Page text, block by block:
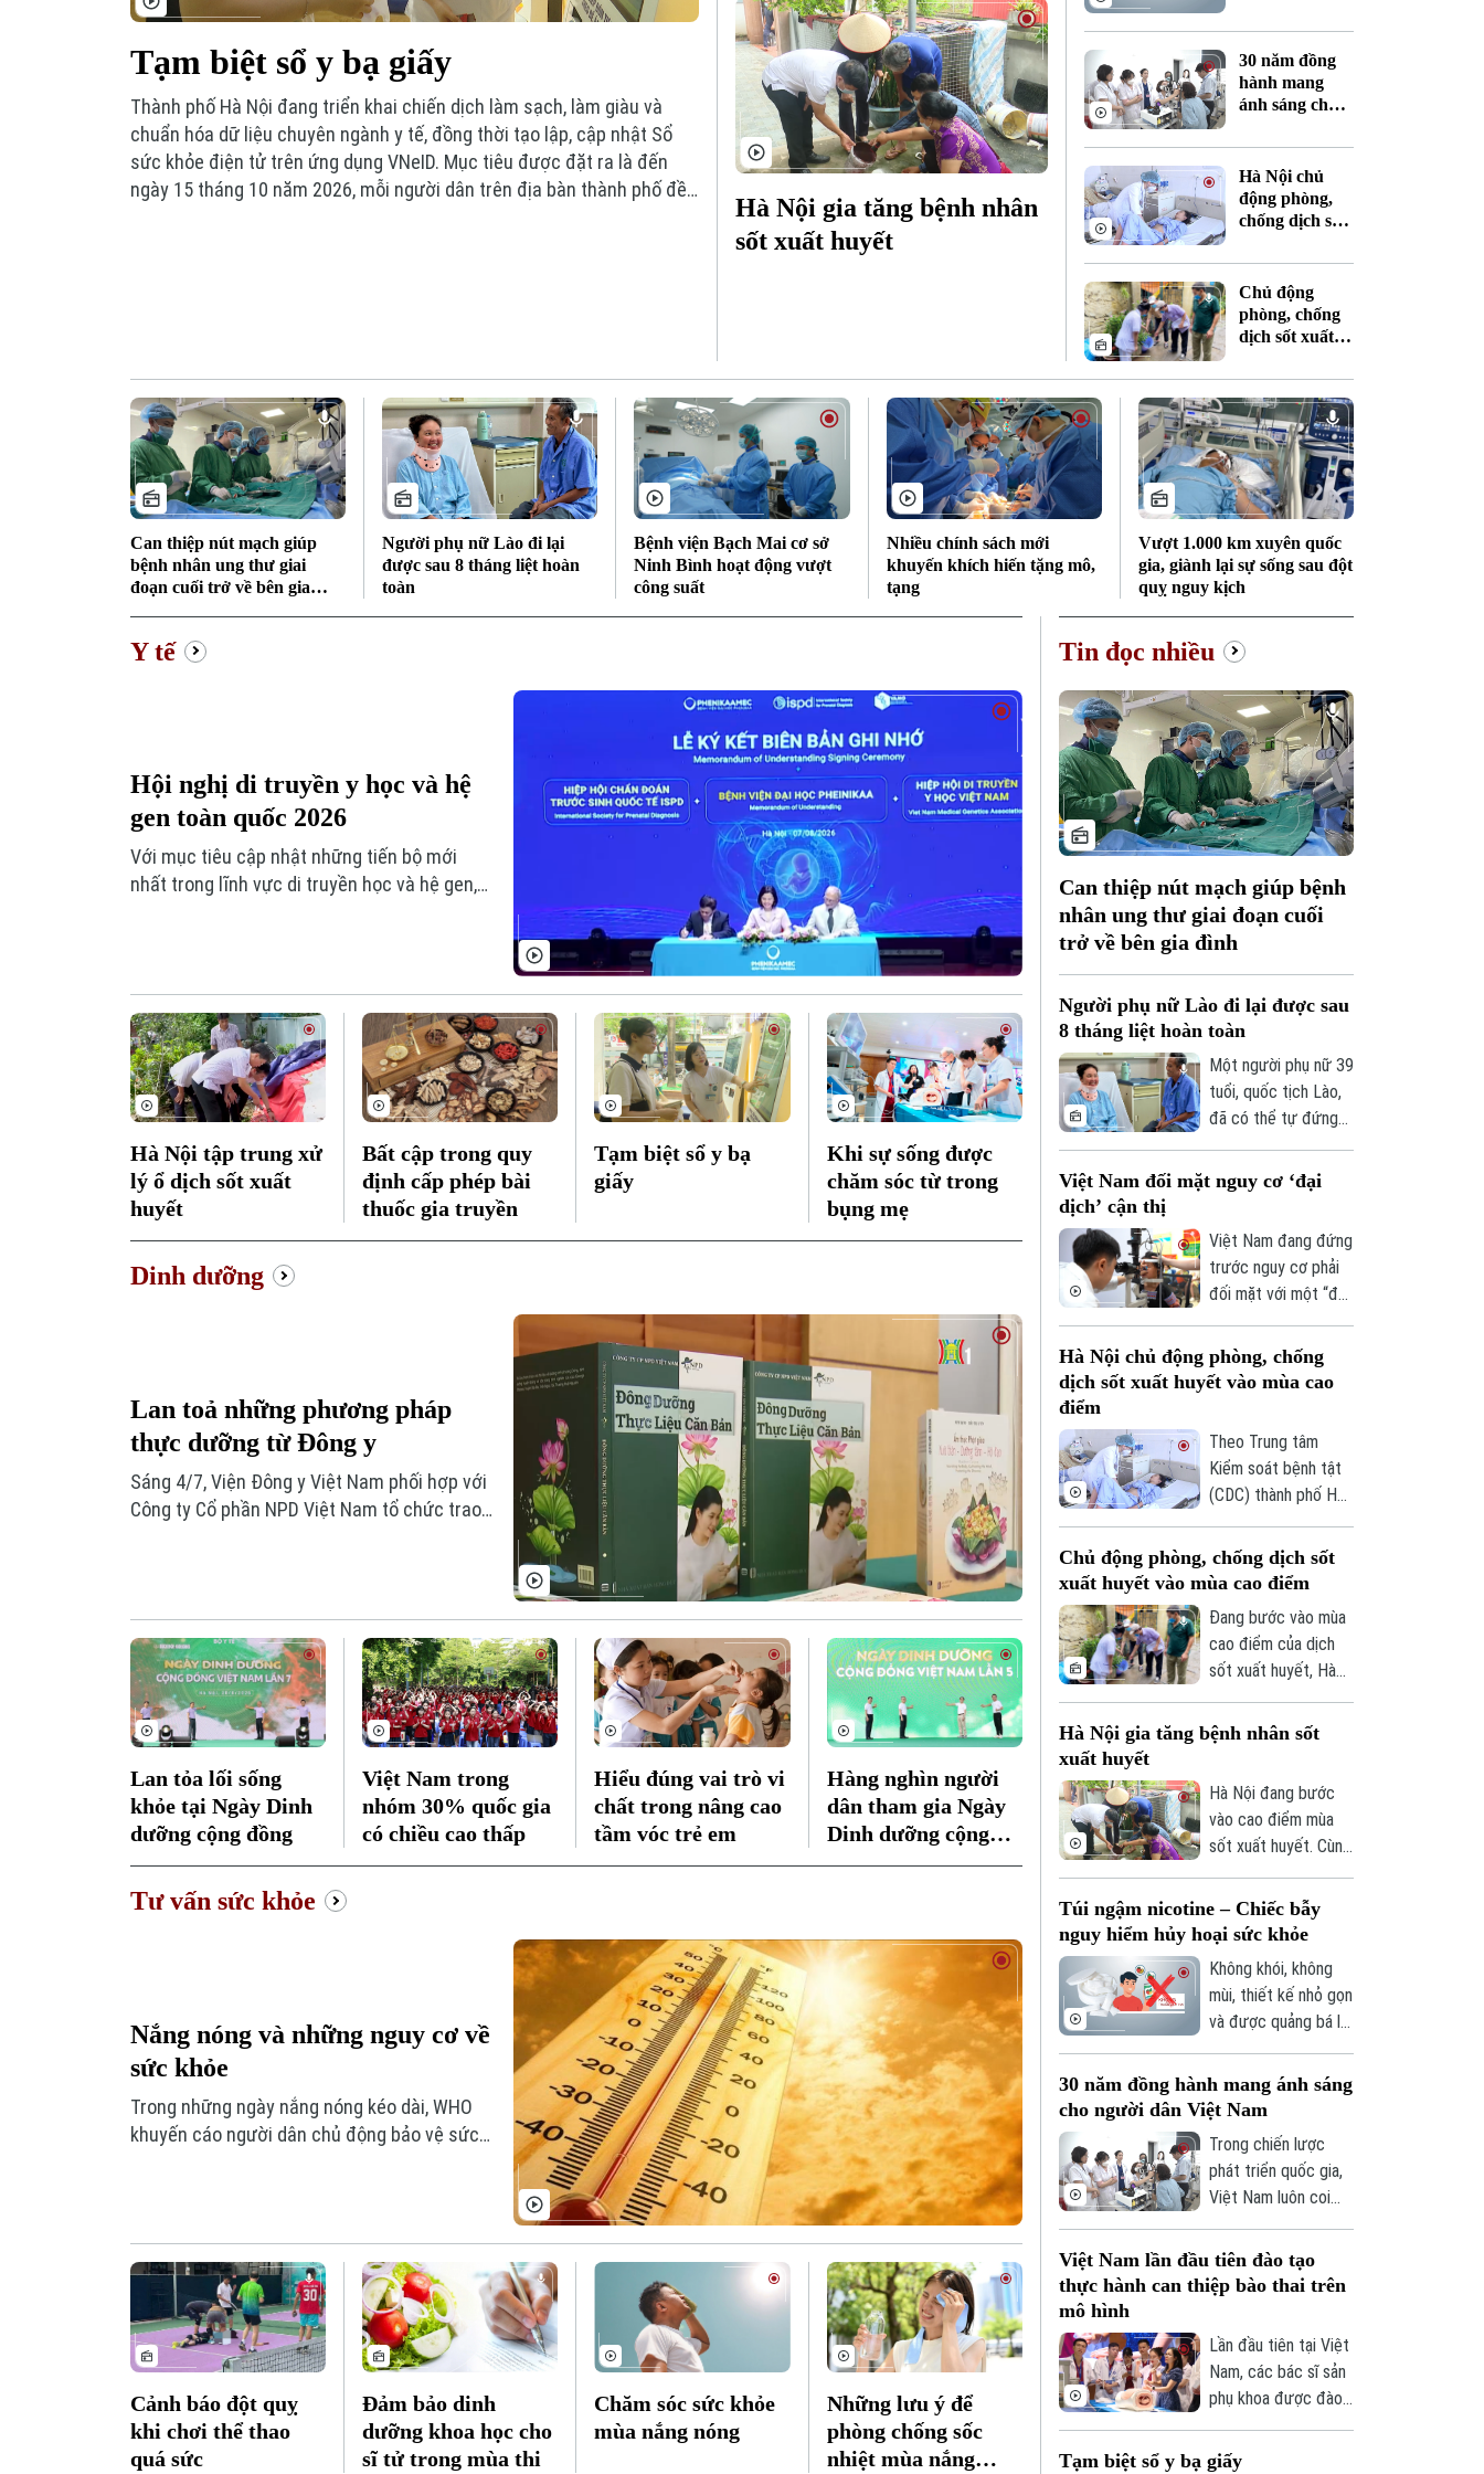
Tạm biệt sổ y bạ giấy
Thành phố Hà Nội đang triển khai chiến dịch làm sạch, làm giàu và
chuẩn hóa dữ liệu chuyên ngành y tế, đồng thời tạo lập, cập nhật Sổ
sức khỏe điện tử trên ứng dụng VNeID. Mục tiêu được đặt ra là đến
ngày 15 tháng 10 năm 2026, mỗi người dân trên địa bàn thành phố đều
Hà Nội gia tăng bệnh nhân
sốt xuất huyết
hoại sức khỏe
30 năm đồng
hành mang
ánh sáng cho
Nam
Hà Nội chủ
động phòng,
chống dịch sốt
mùa cao điểm
Chủ động
phòng, chống
dịch sốt xuất
cao điểm
Can thiệp nút mạch giúp
bệnh nhân ung thư giai
đoạn cuối trở về bên gia
Người phụ nữ Lào đi lại
được sau 8 tháng liệt hoàn
toàn
Bệnh viện Bạch Mai cơ sở
Ninh Bình hoạt động vượt
công suất
Nhiều chính sách mới
khuyến khích hiến tặng mô,
tạng
Vượt 1.000 km xuyên quốc
gia, giành lại sự sống sau đột
quỵ nguy kịch
Y tế
Hội nghị di truyền y học và hệ
gen toàn quốc 2026
Với mục tiêu cập nhật những tiến bộ mới
nhất trong lĩnh vực di truyền học và hệ gen,
"Hệ gen, Di truyền Y học và các tiến bộ trong
chẩn đoán, phòng và điều trị bệnh".
Hà Nội tập trung xử
lý ổ dịch sốt xuất
huyết
Bất cập trong quy
định cấp phép bài
thuốc gia truyền
Tạm biệt sổ y bạ
giấy
Khi sự sống được
chăm sóc từ trong
bụng mẹ
Dinh dưỡng
Lan toả những phương pháp
thực dưỡng từ Đông y
Sáng 4/7, Viện Đông y Việt Nam phối hợp với
Công ty Cổ phần NPD Việt Nam tổ chức trao
thực dưỡng bằng nguyên lý y học cổ truyền
từ Đông y.
Lan tỏa lối sống
khỏe tại Ngày Dinh
dưỡng cộng đồng
Việt Nam trong
nhóm 30% quốc gia
có chiều cao thấp
Hiểu đúng vai trò vi
chất trong nâng cao
tầm vóc trẻ em
Hàng nghìn người
dân tham gia Ngày
Dinh dưỡng cộng
đồng
Tư vấn sức khỏe
Nắng nóng và những nguy cơ về
sức khỏe
Trong những ngày nắng nóng kéo dài, WHO
khuyến cáo người dân chủ động bảo vệ sức
mạch, hô hấp, thận và những người đang sử
dụng thuốc lợi tiểu, thuốc an thần hoặc thuốc
điều trị huyết áp.
Cảnh báo đột quỵ
khi chơi thể thao
quá sức
Đảm bảo dinh
dưỡng khoa học cho
sĩ tử trong mùa thi
Chăm sóc sức khỏe
mùa nắng nóng
Những lưu ý để
phòng chống sốc
nhiệt mùa nắng
Tin đọc nhiều
Can thiệp nút mạch giúp bệnh
nhân ung thư giai đoạn cuối
trở về bên gia đình
Người phụ nữ Lào đi lại được sau
8 tháng liệt hoàn toàn
Một người phụ nữ 39
tuổi, quốc tịch Lào,
đã có thể tự đứng
và tập đi sau 8 tháng
liệt hoàn toàn hai
chân nhờ ca vi phẫu
công tại Bệnh viện
Bạch Mai.
Việt Nam đối mặt nguy cơ ‘đại
dịch’ cận thị
Việt Nam đang đứng
trước nguy cơ phải
đối mặt với một “đại
dịch” cận thị khi tỷ lệ
trẻ em và thanh
thiếu niên mắc tật
báo được các
chuyên gia đưa ra tại
hội thảo “Giải pháp
nâng cao thị lực
trong thời đại số”
được báo Nhân dân
tổ chức.
Hà Nội chủ động phòng, chống
dịch sốt xuất huyết vào mùa cao
điểm
Theo Trung tâm
Kiểm soát bệnh tật
(CDC) thành phố Hà
Nội, trong tuần vừa
qua, số ca mắc sốt
xuất huyết trên địa
thời tiết mưa nhiều,
độ ẩm cao tạo điều
kiện thuận lợi cho
muỗi truyền bệnh
phát triển.
Chủ động phòng, chống dịch sốt
xuất huyết vào mùa cao điểm
Đang bước vào mùa
cao điểm của dịch
sốt xuất huyết, Hà
Nội ghi nhận số ca
mắc có xu hướng gia
tăng qua từng tuần.
cùng với sự vào
cuộc của ngành y tế,
việc chủ động phòng
bệnh ngay từ mỗi gia
đình, mỗi khu dân cư
được xem là giải
pháp quan trọng để
ngăn chặn dịch lây
lan.
Hà Nội gia tăng bệnh nhân sốt
xuất huyết
Hà Nội đang bước
vào cao điểm mùa
sốt xuất huyết. Cùng
với thời tiết mưa
nhiều, việc học sinh,
sinh viên trở lại Thủ
đô chuẩn bị năm học
mới khiến nguy cơ
dịch bệnh gia tăng
nếu mỗi gia đình và
cộng đồng không
chủ động thực hiện
các biện pháp
phòng, chống.
Túi ngậm nicotine – Chiếc bẫy
nguy hiểm hủy hoại sức khỏe
Không khói, không
mùi, thiết kế nhỏ gọn
và được quảng bá là
sản phẩm "hiện đại",
túi ngậm nicotine
đang xuất hiện ngày
càng nhiều trên thị
trường. Tuy nhiên,
đằng sau vẻ ngoài
tưởng như vô hại ấy
là những cảnh báo về
nguy cơ gây nghiện
cực mạnh, những hệ
thách thức mới đối
với công tác quản lý.
30 năm đồng hành mang ánh sáng
cho người dân Việt Nam
Trong chiến lược
phát triển quốc gia,
Việt Nam luôn coi
hợp tác với các đối
tác phát triển là một
nguồn lực quan
trọng để nâng cao
tế và bảo đảm mọi
người dân được tiếp
cận chăm sóc sức
khỏe công bằng, bền
vững. Trong lĩnh vực
Việt Nam lần đầu tiên đào tạo
thực hành can thiệp bào thai trên
mô hình
Lần đầu tiên tại Việt
Nam, các bác sĩ sản
phụ khoa được đào
tạo thực hành các
kỹ thuật can thiệp
Tạm biệt sổ y bạ giấy